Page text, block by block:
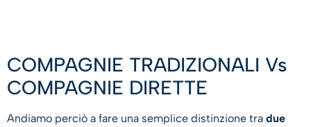
COMPAGNIE TRADIZIONALI Vs
COMPAGNIE DIRETTE
Andiamo perciò a fare una semplice distinzione tra due